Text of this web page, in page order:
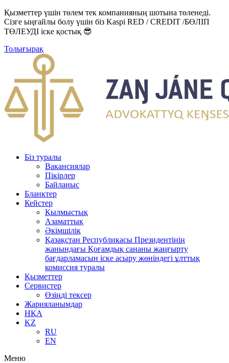
Қызметтер үшін төлем тек компанияның шотына төленеді.
Сізге ыңғайлы болу үшін біз Kaspi RED / CREDIT /БӨЛІП
ТӨЛЕУДІ іске қостық 😎
Толығырақ
Біз туралы
Вакансиялар
Пікірлер
Байланыс
Бланктер
Кейстер
Қылмыстық
Азаматтық
Әкімшілік
Қазақстан Республикасы Президентінің
жанындағы Қоғамдық сананы жаңғырту
бағдарламасын іске асыру жөніндегі ұлттық
комиссия туралы
Қызметтер
Сервистер
Өзіңді тексер
Жарияланымдар
НҚА
KZ
RU
EN
Меню